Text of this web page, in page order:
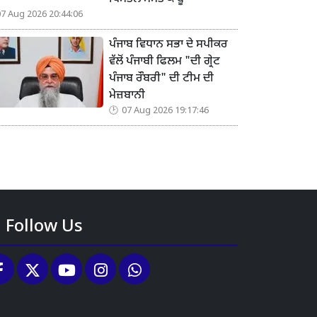
Aug 2026 20:44:06
ਪੰਜਾਬ ਵਿਧਾਨ ਸਭਾ ਦੇ ਸਪੀਕਰ
ਵੱਲੋਂ ਪੰਜਾਬੀ ਫਿਲਮ "ਦੀ ਗ੍ਰੇਟ
ਪੰਜਾਬ ਰੌਬਰੀ" ਦੀ ਟੀਮ ਦੀ
ਮੇਜ਼ਬਾਨੀ
07 Aug 2026 19:17:46
Follow Us